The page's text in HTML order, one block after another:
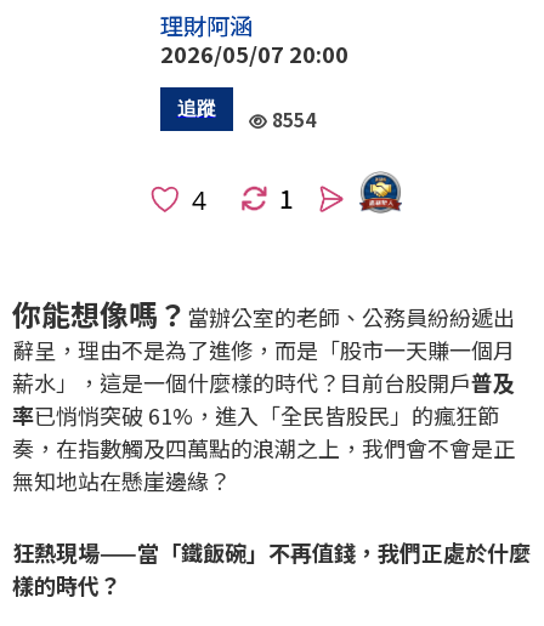
理財阿涵
2026/05/07 20:00
8554
1
你能想像嗎？ 當辦公室的老師、公務員紛紛遞出
辭呈，理由不是為了進修，而是「股市一天賺一個月
薪水」，這是一個什麼樣的時代？目前台股開戶普及
率已悄悄突破 61%，進入「全民皆股民」的瘋狂節
奏，在指數觸及四萬點的浪潮之上，我們會不會是正
無知地站在懸崖邊緣？
狂熱現場——當「鐵飯碗」不再值錢，我們正處於什麼
樣的時代？